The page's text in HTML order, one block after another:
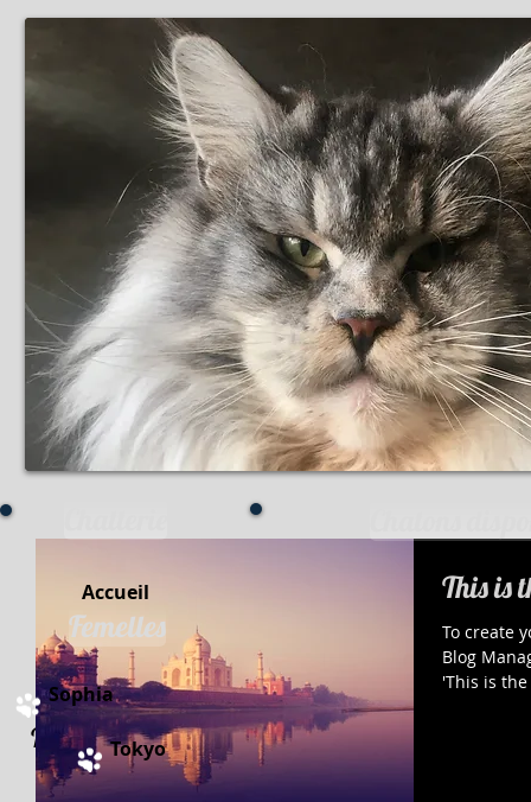
& Blanc
This is
To create
Blog Manager. Edit your
'This is
Accueil
Femelles
Sophia
Tokyo